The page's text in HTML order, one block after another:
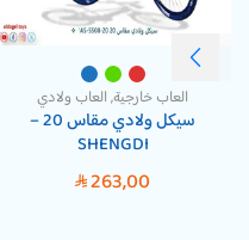
العاب خارجية,العاب ولادي
سيكل ولادي مقاس 20 –
SHENGDI
SAR263,00